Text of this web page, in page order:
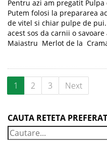
Pentru azi am pregatit
Putem folosi la prepararea
de vitel si chiar pulpe de
acest sos da carnii o
Maiastru Merlot de la
1 2 3 Next
CAUTA RETETA